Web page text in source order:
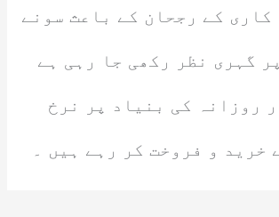
کاری کے رجحان کے باعث سونے
گہری نظر رکھی جا رہی ہے
روزانہ کی بنیاد پر نرخ
خرید و فروخت کر رہے ہیں ۔